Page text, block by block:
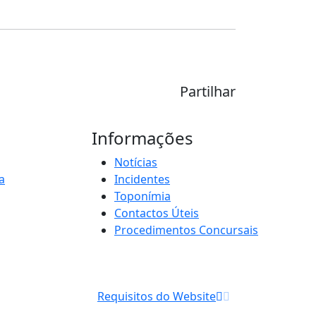
Partilhar
Informações
Notícias
Incidentes
Toponímia
Contactos Úteis
Procedimentos Concursais
Requisitos do Website